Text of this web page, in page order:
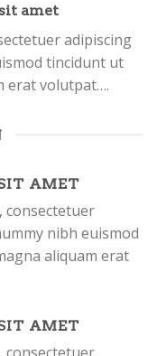
amet
adipiscing
tincidunt ut
erat volutpat….
AMET
consectetuer
nibh euismod
aliquam erat
AMET
consectetuer